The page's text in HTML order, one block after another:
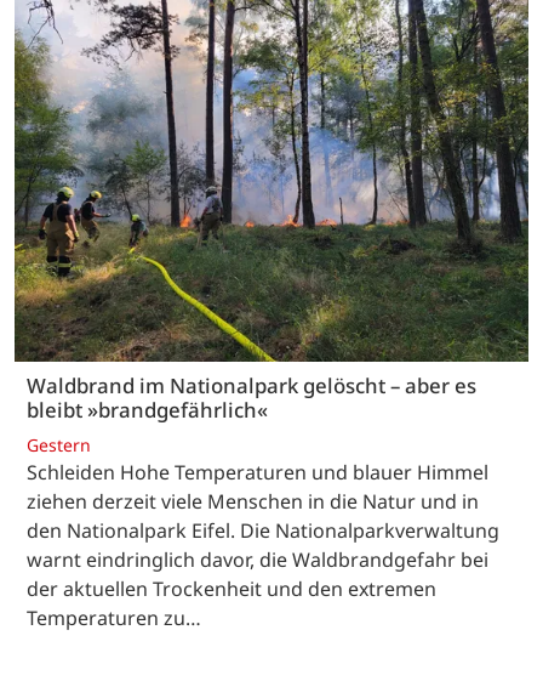
Waldbrand im Nationalpark gelöscht – aber es
bleibt »brandgefährlich«
Gestern
Schleiden Hohe Temperaturen und blauer Himmel
ziehen derzeit viele Menschen in die Natur und in
den Nationalpark Eifel. Die Nationalparkverwaltung
warnt eindringlich davor, die Waldbrandgefahr bei
der aktuellen Trockenheit und den extremen
Temperaturen zu…